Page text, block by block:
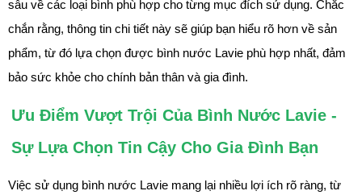
sâu về các loại bình phù hợp cho từng mục đích sử dụng. Chắc
chắn rằng, thông tin chi tiết này sẽ giúp bạn hiểu rõ hơn về sản
phẩm, từ đó lựa chọn được bình nước Lavie phù hợp nhất, đảm
bảo sức khỏe cho chính bản thân và gia đình.
Ưu Điểm Vượt Trội Của Bình Nước Lavie -
Sự Lựa Chọn Tin Cậy Cho Gia Đình Bạn
Việc sử dụng bình nước Lavie mang lại nhiều lợi ích rõ ràng, từ